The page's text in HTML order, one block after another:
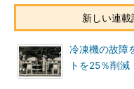
新しい連
冷凍機の故障
トを25％削減